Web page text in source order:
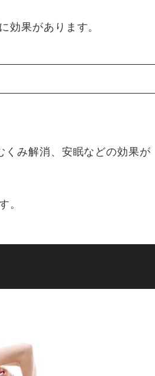
効果があります。
み解消、安眠などの効果が
。